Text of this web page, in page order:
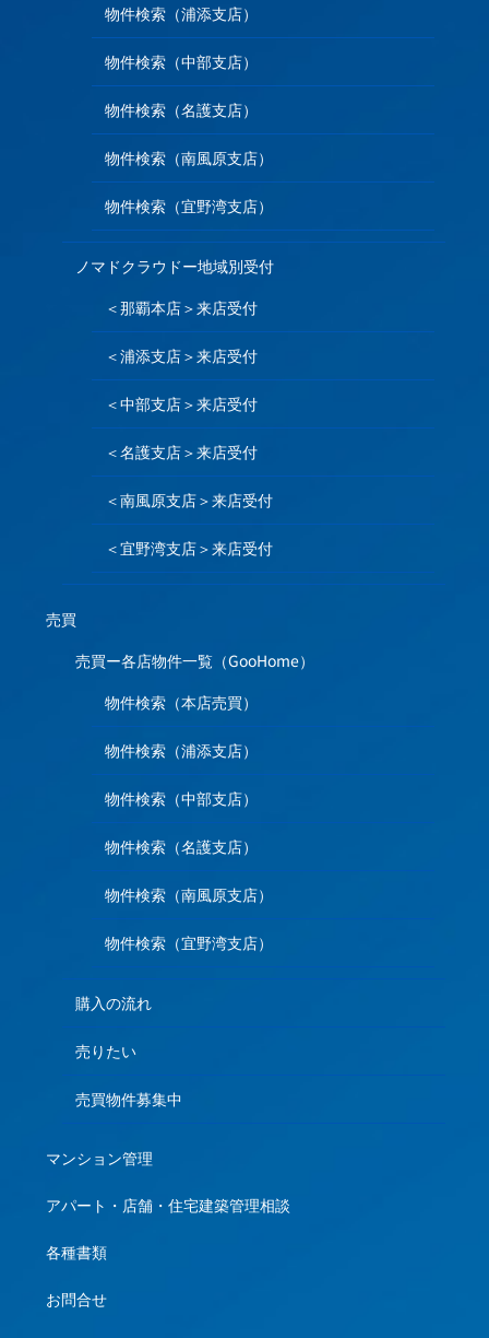
物件検索（浦添支店）
物件検索（中部支店）
物件検索（名護支店）
物件検索（南風原支店）
物件検索（宜野湾支店）
ノマドクラウドー地域別受付
＜那覇本店＞来店受付
＜浦添支店＞来店受付
＜中部支店＞来店受付
＜名護支店＞来店受付
＜南風原支店＞来店受付
＜宜野湾支店＞来店受付
売買
売買ー各店物件一覧（GooHome）
物件検索（本店売買）
物件検索（浦添支店）
物件検索（中部支店）
物件検索（名護支店）
物件検索（南風原支店）
物件検索（宜野湾支店）
購入の流れ
売りたい
売買物件募集中
マンション管理
アパート・店舗・住宅建築管理相談
各種書類
お問合せ